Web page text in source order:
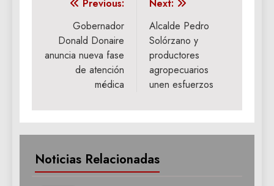
Navegación
entradas
Previous:
Gobernador
Donald Donaire
anuncia nueva fase
de atención
médica
Next:
Alcalde Pedro
Solórzano y
productores
agropecuarios
unen esfuerzos
Noticias Relacionadas